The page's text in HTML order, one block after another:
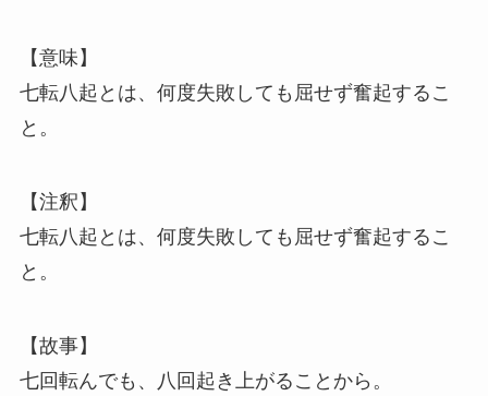
【意味】
七転八起とは、何度失敗しても屈せず奮起するこ
と。
【注釈】
七転八起とは、何度失敗しても屈せず奮起するこ
と。
【故事】
七回転んでも、八回起き上がることから。